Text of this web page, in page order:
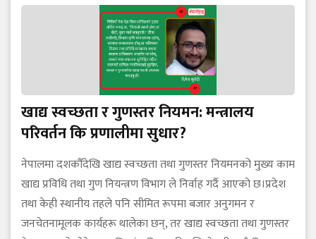
खाद्य स्वच्छता र गुणस्तर नियमन: मन्त्रालय
परिवर्तन कि प्रणालीमा सुधार?
नेपालमा दशकौँदेखि खाद्य स्वच्छता तथा गुणस्तर नियमनको मुख्य काम
खाद्य प्रविधि तथा गुण नियन्त्रण विभाग ले निर्वाह गर्दै आएको छ।प्रदेश
तथा केही स्थानीय तहले पनि सीमित रूपमा बजार अनुगमन र
जनचेतनामूलक कार्यहरू थालेका छन्, तर खाद्य स्वच्छता तथा गुणस्तर